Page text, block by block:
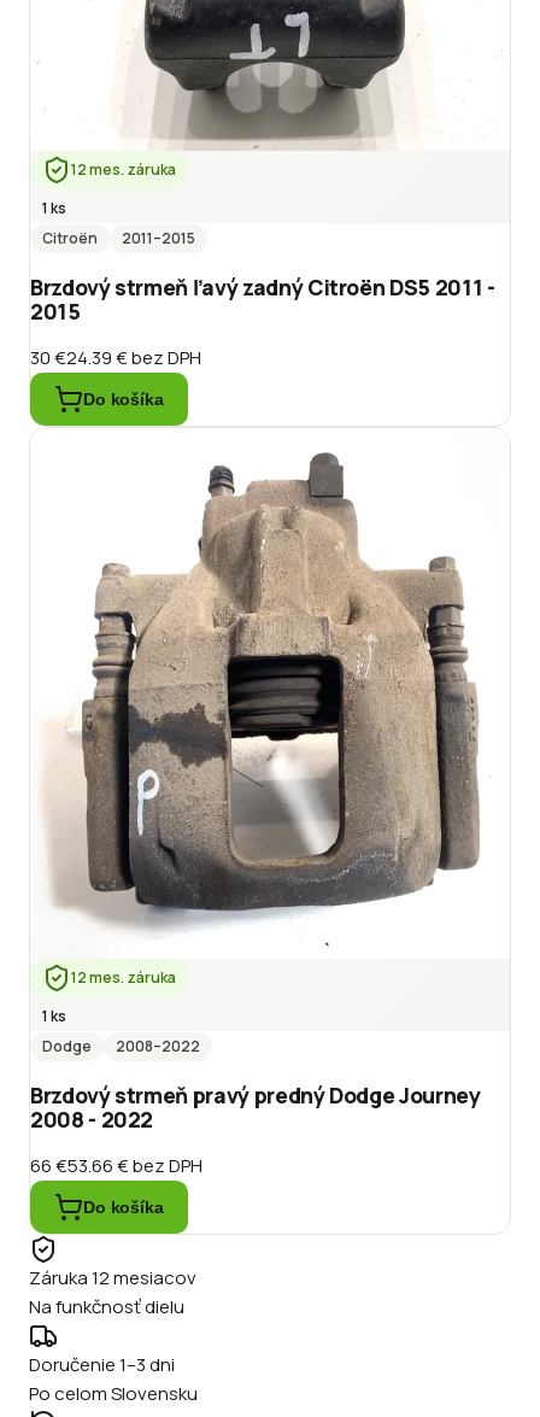
12 mes. záruka
1 ks
Citroën
2011–2015
Brzdový strmeň ľavý zadný Citroën DS5 2011 -
2015
30 €24.39 €bez DPH
Do košíka
12 mes. záruka
1 ks
Dodge
2008–2022
Brzdový strmeň pravý predný Dodge Journey
2008 - 2022
66 €53.66 €bez DPH
Do košíka
Záruka 12 mesiacov
Na funkčnosť dielu
Doručenie 1–3 dni
Po celom Slovensku